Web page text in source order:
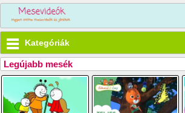
Kategóriák
Legújabb mesék